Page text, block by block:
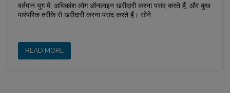
वर्तमान युग में, अधिकांश लोग ऑनलाइन खरीदारी करना पसंद करते हैं, और कुछ
पारंपरिक तरीके से खरीदारी करना पसंद करते हैं। सोने…
READ MORE